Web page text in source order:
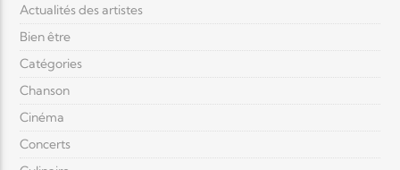
Actualités des artistes
Bien être
Catégories
Chanson
Cinéma
Concerts